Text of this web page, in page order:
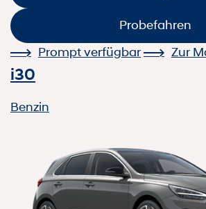
Probefahren
Prompt verfügbar
Zur
i30
Benzin